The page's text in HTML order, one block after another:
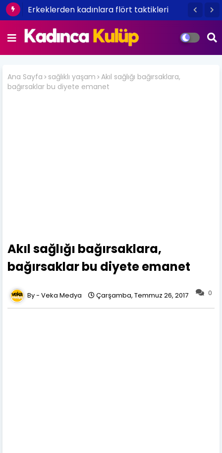
Erkeklerden kadınlara flört taktikleri
Ana Sayfa sağlıklı yaşam Akıl sağlığı bağırsaklara,
bağırsaklar bu diyete emanet
Akıl sağlığı bağırsaklara,
bağırsaklar bu diyete emanet
0
Veka Medya Çarşamba, Temmuz 26, 2017